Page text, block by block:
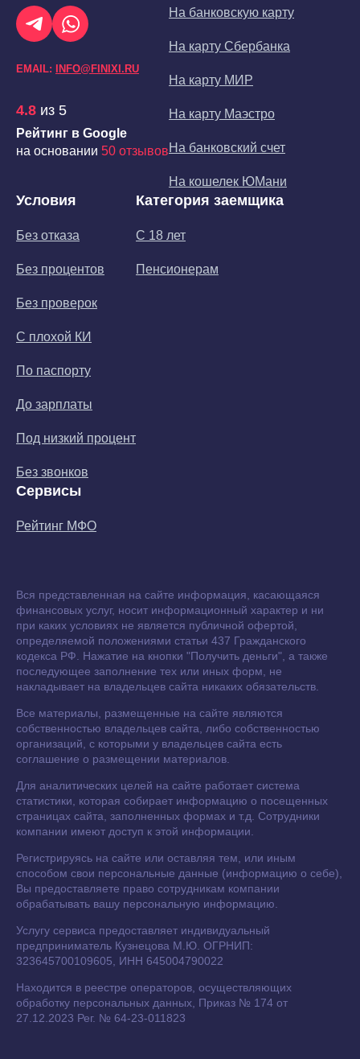
EMAIL: INFO@FINIXI.RU
4.8 из 5
Рейтинг в Google
на основании 50 отзывов
На банковскую карту
На карту Сбербанка
На карту МИР
На карту Маэстро
На банковский счет
На кошелек ЮМани
Условия
Без отказа
Без процентов
Без проверок
С плохой КИ
По паспорту
До зарплаты
Под низкий процент
Без звонков
Категория заемщика
С 18 лет
Пенсионерам
Сервисы
Рейтинг МФО
Вся представленная на сайте информация, касающаяся
финансовых услуг, носит информационный характер и ни
при каких условиях не является публичной офертой,
определяемой положениями статьи 437 Гражданского
кодекса РФ. Нажатие на кнопки "Получить деньги", а также
последующее заполнение тех или иных форм, не
накладывает на владельцев сайта никаких обязательств.
Все материалы, размещенные на сайте являются
собственностью владельцев сайта, либо собственностью
организаций, с которыми у владельцев сайта есть
соглашение о размещении материалов.
Для аналитических целей на сайте работает система
статистики, которая собирает информацию о посещенных
страницах сайта, заполненных формах и т.д. Сотрудники
компании имеют доступ к этой информации.
Регистрируясь на сайте или оставляя тем, или иным
способом свои персональные данные (информацию о себе),
Вы предоставляете право сотрудникам компании
обрабатывать вашу персональную информацию.
Услугу сервиса предоставляет индивидуальный
предприниматель Кузнецова М.Ю. ОГРНИП:
323645700109605, ИНН 645004790022
Находится в реестре операторов, осуществляющих
обработку персональных данных, Приказ № 174 от
27.12.2023 Рег. № 64-23-011823